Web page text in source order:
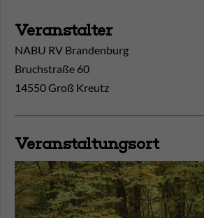
Veranstalter
NABU RV Brandenburg
Bruchstraße 60
14550 Groß Kreutz
Veranstaltungsort